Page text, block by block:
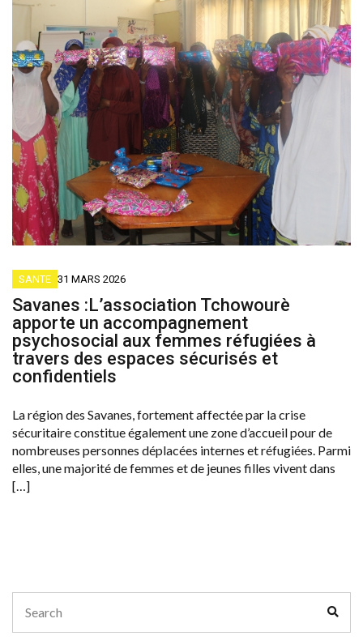
SANTE 31 MARS 2026
Savanes :L’association Tchowourè
apporte un accompagnement
psychosocial aux femmes réfugiées à
travers des espaces sécurisés et
confidentiels
La région des Savanes, fortement affectée par la crise
sécuritaire constitue également une zone d’accueil pour de
nombreuses personnes déplacées internes et réfugiées. Parmi
elles, une majorité de femmes et de jeunes filles vivent dans
[…]
for: